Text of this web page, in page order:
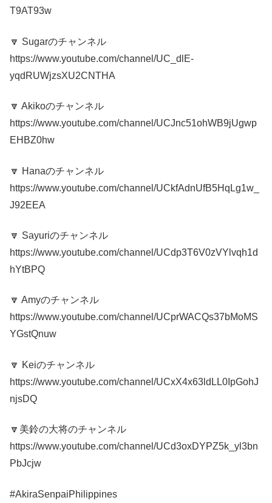
T9AT93w
🔽 Sugarのチャンネル
https://www.youtube.com/channel/UC_dlE-
yqdRUWjzsXU2CNTHA
🔽 Akikoのチャンネル
https://www.youtube.com/channel/UCJnc51ohWB9jUgwp
EHBZ0hw
🔽 Hanaのチャンネル
https://www.youtube.com/channel/UCkfAdnUfB5HqLg1w_
J92EEA
🔽 Sayuriのチャンネル
https://www.youtube.com/channel/UCdp3T6V0zVYlvqh1d
hYtBPQ
🔽 Amyのチャンネル
https://www.youtube.com/channel/UCprWACQs37bMoMS
YGstQnuw
🔽 Keiのチャンネル
https://www.youtube.com/channel/UCxX4x63ldLL0IpGohJ
njsDQ
🔽美鈴の大将のチャンネル
https://www.youtube.com/channel/UCd3oxDYPZ5k_yl3bn
PbJcjw
#AkiraSenpaiPhilippines